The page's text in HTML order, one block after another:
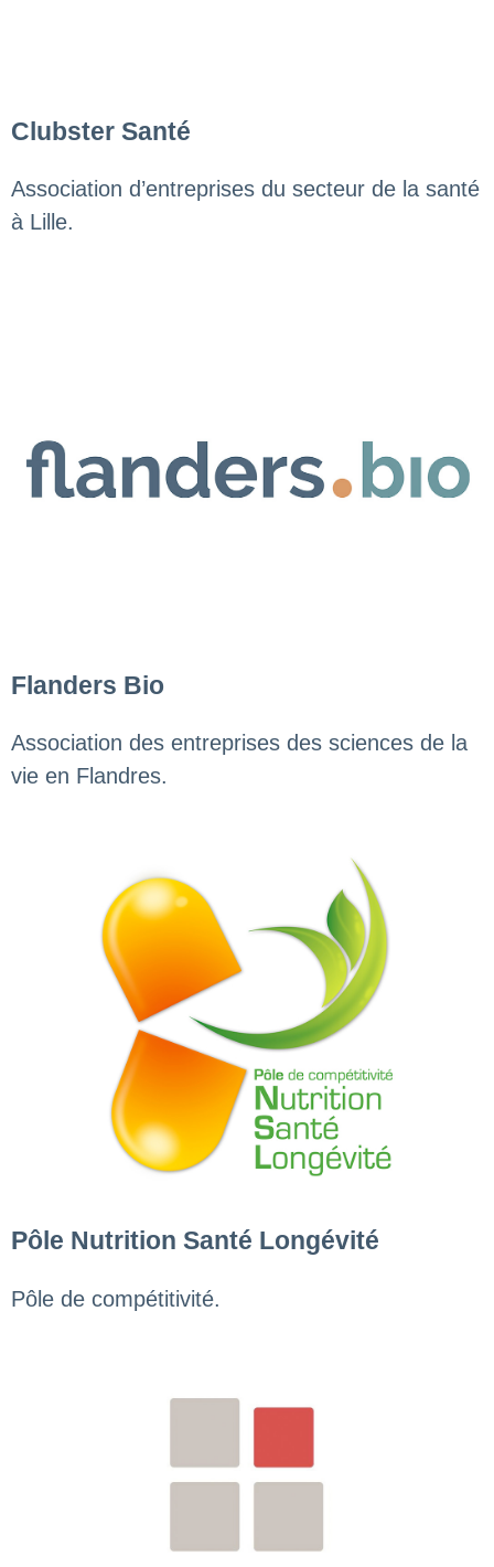
Clubster Santé
Association d’entreprises du secteur de la santé
à Lille.
Flanders Bio
Association des entreprises des sciences de la
vie en Flandres.
Pôle Nutrition Santé Longévité
Pôle de compétitivité.